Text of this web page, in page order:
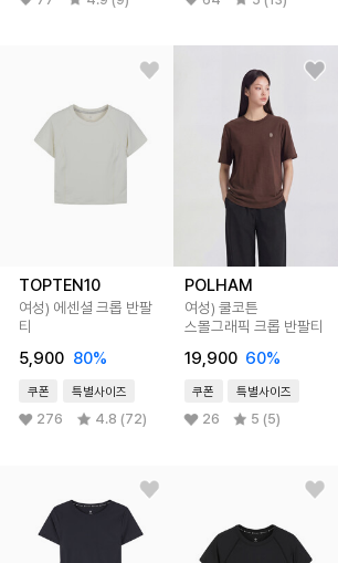
TOPTEN10
여성) 에센셜 크롭 반팔
티
5,900 80%
쿠폰 특별사이즈
276 4.8 (72)
POLHAM
여성) 쿨코튼
스몰그래픽 크롭 반팔티
19,900 60%
쿠폰 특별사이즈
26 5 (5)